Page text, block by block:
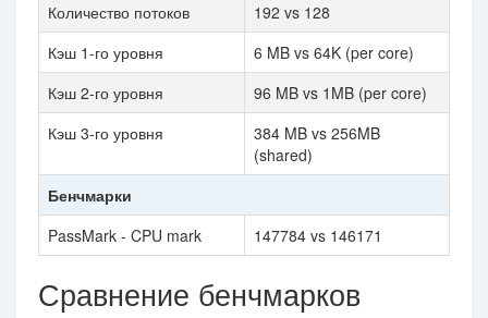
Количество потоков
192 vs 128
Кэш 1-го уровня
6 MB vs 64K (per core)
Кэш 2-го уровня
96 MB vs 1MB (per core)
Кэш 3-го уровня
384 MB vs 256MB
(shared)
Бенчмарки
PassMark - CPU mark
147784 vs 146171
Сравнение бенчмарков